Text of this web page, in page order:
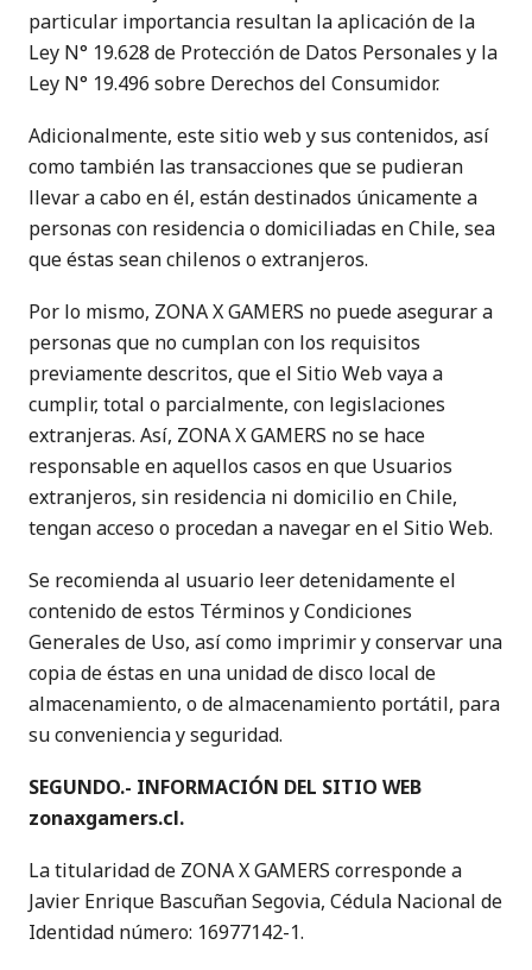
particular importancia resultan la aplicación de la
Ley N° 19.628 de Protección de Datos Personales y la
Ley N° 19.496 sobre Derechos del Consumidor.
Adicionalmente, este sitio web y sus contenidos, así
como también las transacciones que se pudieran
llevar a cabo en él, están destinados únicamente a
personas con residencia o domiciliadas en Chile, sea
que éstas sean chilenos o extranjeros.
Por lo mismo, ZONA X GAMERS no puede asegurar a
personas que no cumplan con los requisitos
previamente descritos, que el Sitio Web vaya a
cumplir, total o parcialmente, con legislaciones
extranjeras. Así, ZONA X GAMERS no se hace
responsable en aquellos casos en que Usuarios
extranjeros, sin residencia ni domicilio en Chile,
tengan acceso o procedan a navegar en el Sitio Web.
Se recomienda al usuario leer detenidamente el
contenido de estos Términos y Condiciones
Generales de Uso, así como imprimir y conservar una
copia de éstas en una unidad de disco local de
almacenamiento, o de almacenamiento portátil, para
su conveniencia y seguridad.
SEGUNDO.- INFORMACIÓN DEL SITIO WEB
zonaxgamers.cl.
La titularidad de ZONA X GAMERS corresponde a
Javier Enrique Bascuñan Segovia, Cédula Nacional de
Identidad número: 16977142-1.